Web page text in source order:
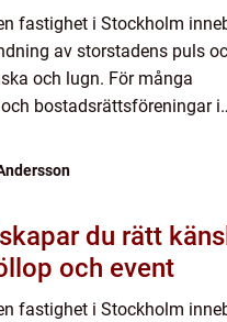
fastighet i Stockholm
av storstadens puls
och lugn. För många
bostadsrättsföreningar i
och event
fastighet i Stockholm